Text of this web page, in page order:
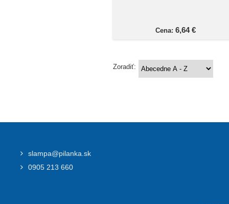
Cena: 6,64 €
Zoradiť:
slampa@pilanka.sk
0905 213 660